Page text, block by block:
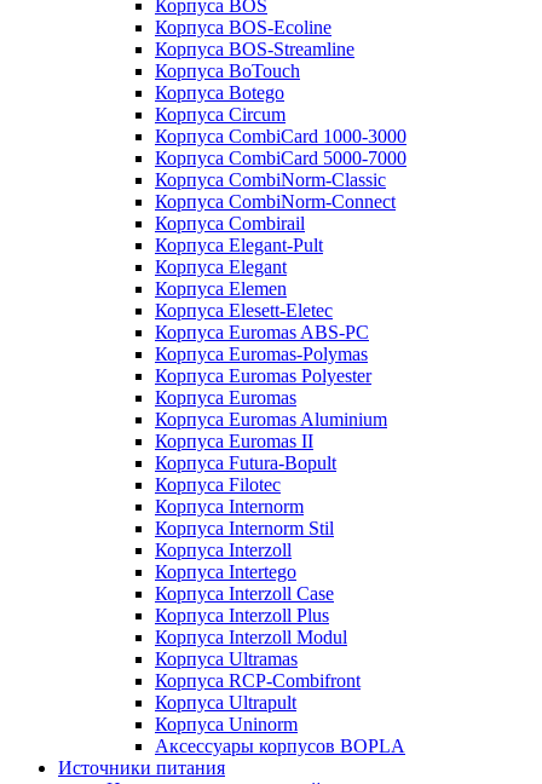
Корпуса BOS
Корпуса BOS-Ecoline
Корпуса BOS-Streamline
Корпуса BoTouch
Корпуса Botego
Корпуса Circum
Корпуса CombiCard 1000-3000
Корпуса CombiCard 5000-7000
Корпуса CombiNorm-Classic
Корпуса CombiNorm-Connect
Корпуса Combirail
Корпуса Elegant-Pult
Корпуса Elegant
Корпуса Elemen
Корпуса Elesett-Eletec
Корпуса Euromas ABS-PC
Корпуса Euromas-Polymas
Корпуса Euromas Polyester
Корпуса Euromas
Корпуса Euromas Aluminium
Корпуса Euromas II
Корпуса Futura-Bopult
Корпуса Filotec
Корпуса Internorm
Корпуса Internorm Stil
Корпуса Interzoll
Корпуса Intertego
Корпуса Interzoll Case
Корпуса Interzoll Plus
Корпуса Interzoll Modul
Корпуса Ultramas
Корпуса RCP-Combifront
Корпуса Ultrapult
Корпуса Uninorm
Аксессуары корпусов BOPLA
Источники питания